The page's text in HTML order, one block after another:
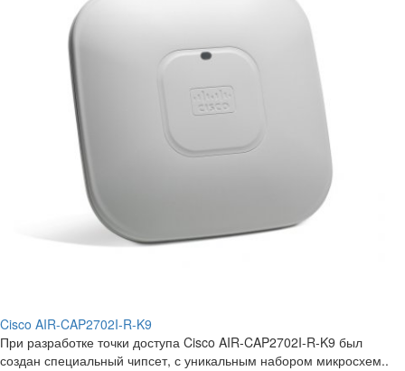
Cisco AIR-CAP2702I-R-K9
При разработке точки доступа Cisco AIR-CAP2702I-R-K9 был
создан специальный чипсет, с уникальным набором микросхем..